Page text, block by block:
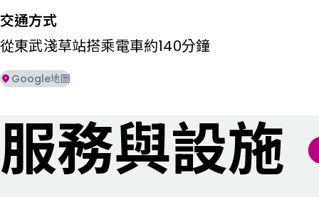
交通方式
從東武淺草站搭乘電車約140分鐘
Google地圖
服務與設施